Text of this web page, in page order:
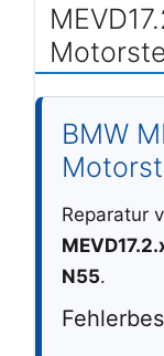
BMW
Reparatur
N55.